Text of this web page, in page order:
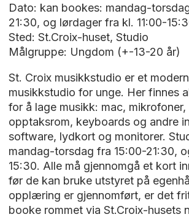
Dato: kan bookes: mandag-
21:30, og lørdager fra kl. 11:00-
Sted: St.Croix-huset, Studio
Målgruppe: Ungdom (+-13-20 år)
St. Croix musikkstudio er et
musikkstudio for unge. Her finnes
for å lage musikk: mac,
opptaksrom, keyboards og andre
software, lydkort og monitorer.
mandag-torsdag fra 15:00-21:30,
15:30. Alle må gjennomgå et kort
før de kan bruke utstyret på
opplæring er gjennomført, er det
booke rommet via St.Croix-husets